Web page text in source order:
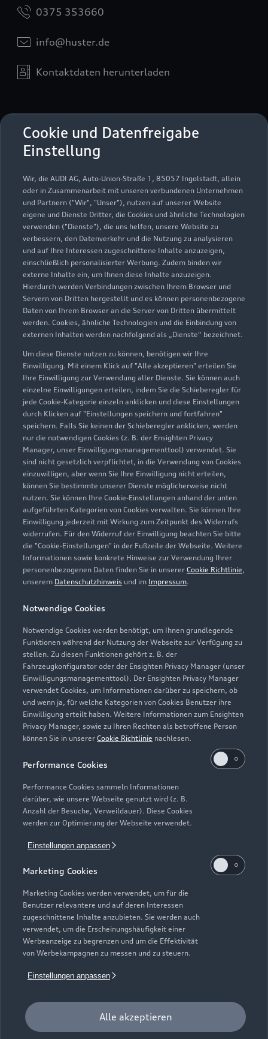
Cookie und Datenfreigabe
Einstellung
Wir, die AUDI AG, Auto-Union-Straße 1, 85057 Ingolstadt, allein
oder in Zusammenarbeit mit unseren verbundenen Unternehmen
und Partnern ("Wir", "Unser"), nutzen auf unserer Website
eigene und Dienste Dritter, die Cookies und ähnliche Technologien
verwenden ("Dienste"), die uns helfen, unsere Website zu
verbessern, den Datenverkehr und die Nutzung zu analysieren
und auf Ihre Interessen zugeschnittene Inhalte anzuzeigen,
einschließlich personalisierter Werbung. Zudem binden wir
externe Inhalte ein, um Ihnen diese Inhalte anzuzeigen.
Hierdurch werden Verbindungen zwischen Ihrem Browser und
Servern von Dritten hergestellt und es können personenbezogene
Daten von Ihrem Browser an die Server von Dritten übermittelt
werden. Cookies, ähnliche Technologien und die Einbindung von
externen Inhalten werden nachfolgend als „Dienste“ bezeichnet.
Um diese Dienste nutzen zu können, benötigen wir Ihre
Einwilligung. Mit einem Klick auf "Alle akzeptieren" erteilen Sie
Ihre Einwilligung zur Verwendung aller Dienste. Sie können auch
einzelne Einwilligungen erteilen, indem Sie die Schieberegler für
jede Cookie-Kategorie einzeln anklicken und diese Einstellungen
durch Klicken auf "Einstellungen speichern und fortfahren"
speichern. Falls Sie keinen der Schieberegler anklicken, werden
nur die notwendigen Cookies (z. B. der Ensighten Privacy
Manager, unser Einwilligungsmanagementtool) verwendet. Sie
sind nicht gesetzlich verpflichtet, in die Verwendung von Cookies
einzuwilligen, aber wenn Sie Ihre Einwilligung nicht erteilen,
können Sie bestimmte unserer Dienste möglicherweise nicht
nutzen. Sie können Ihre Cookie-Einstellungen anhand der unten
aufgeführten Kategorien von Cookies verwalten. Sie können Ihre
Einwilligung jederzeit mit Wirkung zum Zeitpunkt des Widerrufs
widerrufen. Für den Widerruf der Einwilligung beachten Sie bitte
die "Cookie-Einstellungen" in der Fußzeile der Webseite. Weitere
Informationen sowie konkrete Hinweise zur Verwendung Ihrer
personenbezogenen Daten finden Sie in unserer Cookie Richtlinie,
unserem Datenschutzhinweis und im Impressum.
Notwendige Cookies
Notwendige Cookies werden benötigt, um Ihnen grundlegende
Funktionen während der Nutzung der Webseite zur Verfügung zu
stellen. Zu diesen Funktionen gehört z. B. der
Fahrzeugkonfigurator oder der Ensighten Privacy Manager (unser
Einwilligungsmanagementtool). Der Ensighten Privacy Manager
verwendet Cookies, um Informationen darüber zu speichern, ob
und wenn ja, für welche Kategorien von Cookies Benutzer ihre
Einwilligung erteilt haben. Weitere Informationen zum Ensighten
Privacy Manager, sowie zu Ihren Rechten als betroffene Person
können Sie in unserer Cookie Richtlinie nachlesen.
Performance Cookies
Performance Cookies sammeln Informationen
darüber, wie unsere Webseite genutzt wird (z. B.
Anzahl der Besuche, Verweildauer). Diese Cookies
werden zur Optimierung der Webseite verwendet.
Einstellungen anpassen
Marketing Cookies
Marketing Cookies werden verwendet, um für die
Benutzer relevantere und auf deren Interessen
zugeschnittene Inhalte anzubieten. Sie werden auch
verwendet, um die Erscheinungshäufigkeit einer
Werbeanzeige zu begrenzen und um die Effektivität
von Werbekampagnen zu messen und zu steuern.
Einstellungen anpassen
Alle akzeptieren
0375 353660
info@huster.de
Kontaktdaten herunterladen
Öffnungszeiten
Geschlossen ,öffnet am Montag 06:00
Teile- & Zubehörverkauf
Geschlossen,öffnet am Montag 06:00
Zur Reparatur
Zur Inspektion
Zurück nach oben
Modelle
Elektromodelle
Plug-in-Hybride
Neuwagensuche
Gebrauchtwagensuche
Geschäftskunden
Service & Zubehör
Saisonale Angebote
Audi Services
Garantie
Audi digital services
myAudi
Support
Audi Code
Häufige Fragen (FAQ)
Audi Online Beratung
Online-Terminvereinbarung
Servicekontakt
Bordbuch & Bedienungsanleitungen
Über Audi
Unternehmen
Karriere
Investor Relations
Audi erleben
© 2026 AUDI AG. Alle Rechte vorbehalten
Impressum Rechtliches
Cookie-Richtlinie
Digital Services Act
EU Data Act